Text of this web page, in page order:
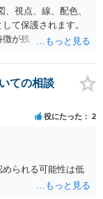
から提供された素
性は認められにく
創作性が認められ
真や文章等を制作
ありません。 もっ
約等に実績掲載へ
事実を記載した
然に禁止できると
への無断掲載と同
から判断されま
とは、違法性を認
となるわけではあ
ザイナーの利用規約
の複製・SNS掲載
視点、線、配色、
て保護されます。
が残っていれば、
② 出典を記載するだ
批評が主で、図が
。勉強ノートの教
と認められにくい
だけで適法になる
ご自身の表現と構
るには、教科書の
造という事実を基
考えられます。ま
ての相談
役にたった 2
られる可能性は低